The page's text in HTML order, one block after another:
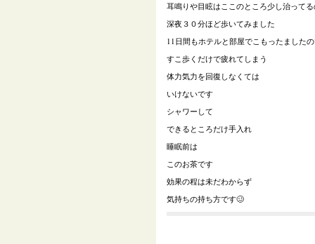
耳鳴りや目眩はここのところ少し治って
深夜３０分ほど歩いてみました
11日間もホテルと部屋でこもったました
すこ歩くだけで疲れてしまう
体力気力を回復しなくては
いけないです
シャワーして
できるところだけ手入れ
睡眠前は
このお茶です
効果の程は未だわからず
気持ちの持ち方です🥴